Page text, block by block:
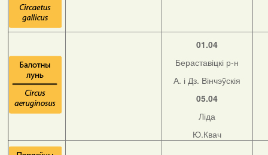
01.04
Бераставіцкі р-н
А. і Дз. Вінчэўскія
05.04
Ліда
Ю.Квач